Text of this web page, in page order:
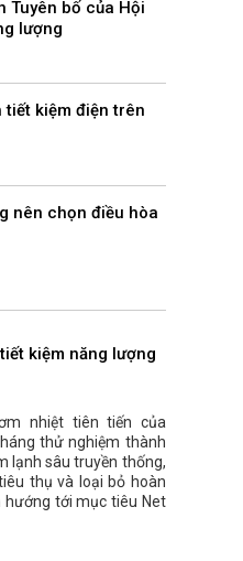
Tuyên bố của Hội
lượng
tiết kiệm điện trên
nên chọn điều hòa
kiệm năng lượng
nhiệt tiên tiến của
thử nghiệm thành
lạnh sâu truyền thống,
thụ và loại bỏ hoàn
tới mục tiêu Net